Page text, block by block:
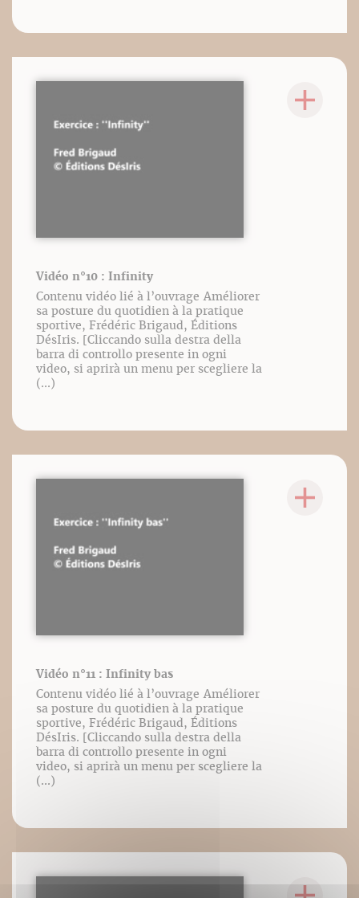
Vidéo n°10 : Infinity
Contenu vidéo lié à l’ouvrage Améliorer
sa posture du quotidien à la pratique
sportive, Frédéric Brigaud, Éditions
DésIris. [Cliccando sulla destra della
barra di controllo presente in ogni
video, si aprirà un menu per scegliere la
(...)
Vidéo n°11 : Infinity bas
Contenu vidéo lié à l’ouvrage Améliorer
sa posture du quotidien à la pratique
sportive, Frédéric Brigaud, Éditions
DésIris. [Cliccando sulla destra della
barra di controllo presente in ogni
video, si aprirà un menu per scegliere la
(...)